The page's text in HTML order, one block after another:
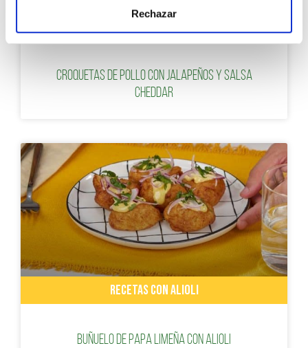
Rechazar
Croquetas de pollo con jalapeños y salsa
cheddar
RECETAS CON ALIOLI
Buñuelo de papa limeña con alioli